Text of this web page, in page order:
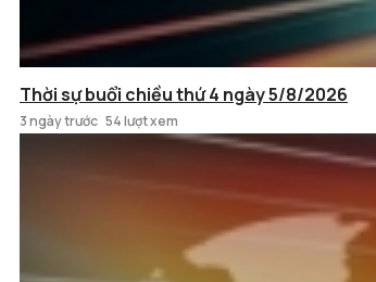
Thời sự buổi chiều thứ 4 ngày 5/8/2026
3 ngày trước 54 lượt xem